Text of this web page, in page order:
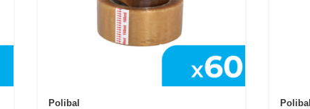
Polibal Polibal